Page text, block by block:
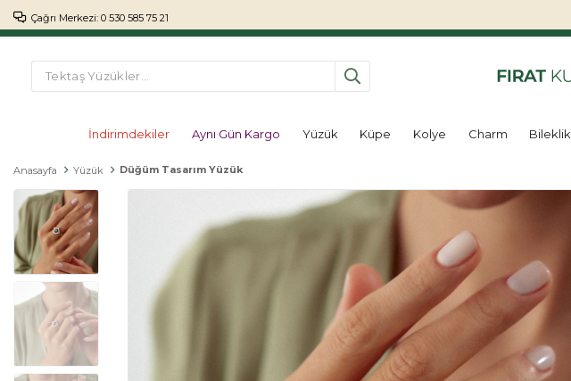
Çağrı Merkezi: 0 530 585 75 21
İndirimdekiler Aynı Gün Kargo Yüzük Küpe Kolye Charm Bileklik
Anasayfa Yüzük Düğüm Tasarım Yüzük